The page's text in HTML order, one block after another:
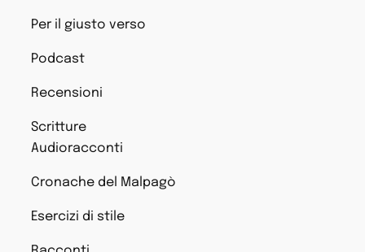
Per il giusto verso
Podcast
Recensioni
Scritture
Audioracconti
Cronache del Malpagò
Esercizi di stile